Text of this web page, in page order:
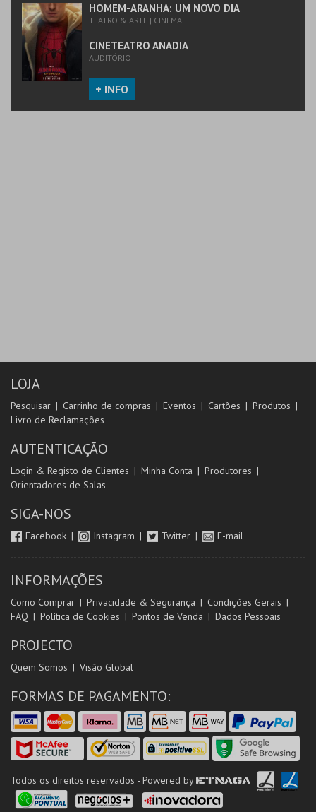
HOMEM-ARANHA: UM NOVO DIA
TEATRO & ARTE | CINEMA
CINETEATRO ANADIA
AUDITÓRIO
+ INFO
LOJA
Pesquisar Carrinho de compras Eventos Cartões
Produtos
Livro de Reclamações
AUTENTICAÇÃO
Login & Registo de Clientes Minha Conta
Produtores
Orientadores de Salas
SIGA-NOS
Facebook Instagram Twitter E-mail
INFORMAÇÕES
Como Comprar Privacidade & Segurança
Condições Gerais
FAQ
Política de Cookies Pontos de Venda Dados Pessoais
PROJECTO
Quem Somos Visão Global
FORMAS DE PAGAMENTO:
Todos os direitos reservados - Powered by ETNAGA